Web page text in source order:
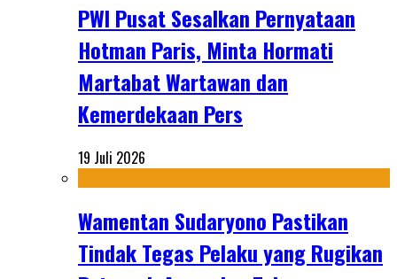
PWI Pusat Sesalkan Pernyataan
Hotman Paris, Minta Hormati
Martabat Wartawan dan
Kemerdekaan Pers
19 Juli 2026
Wamentan Sudaryono Pastikan
Tindak Tegas Pelaku yang Rugikan